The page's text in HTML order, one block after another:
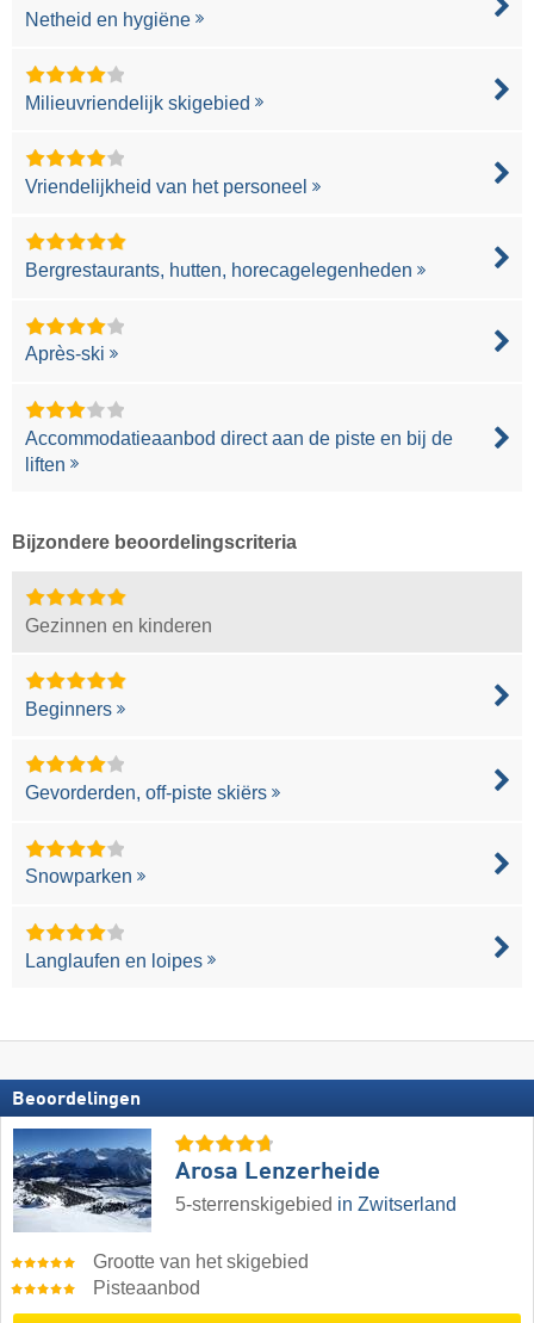
Netheid en hygiëne
Milieuvriendelijk skigebied
Vriendelijkheid van het personeel
Bergrestaurants, hutten, horecagelegenheden
Après-ski
Accommodatieaanbod direct aan de piste en bij de
liften
Bijzondere beoordelingscriteria
Gezinnen en kinderen
Beginners
Gevorderden, off-piste skiërs
Snowparken
Langlaufen en loipes
Beoordelingen
Arosa Lenzerheide
5-sterrenskigebied in Zwitserland
Grootte van het skigebied
Pisteaanbod